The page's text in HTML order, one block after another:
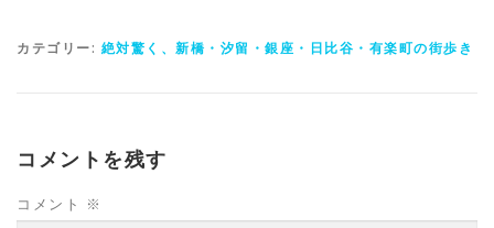
カテゴリー: 絶対驚く、新橋・汐留・銀座・日比谷・有楽町の街歩き
コメントを残す
コメント ※